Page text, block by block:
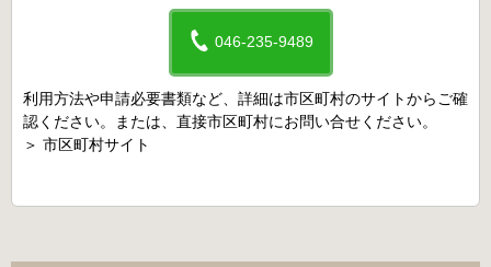
046-235-9489
利用方法や申請必要書類など、詳細は市区町村のサイトからご確
認ください。または、直接市区町村にお問い合せください。
＞ 市区町村サイト